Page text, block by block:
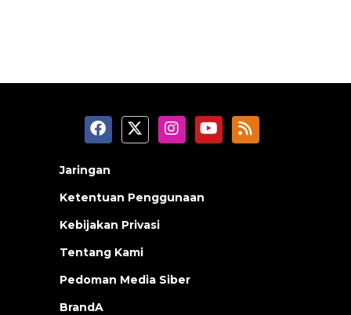
Jaringan
Ketentuan Penggunaan
Kebijakan Privasi
Tentang Kami
Pedoman Media Siber
BrandA